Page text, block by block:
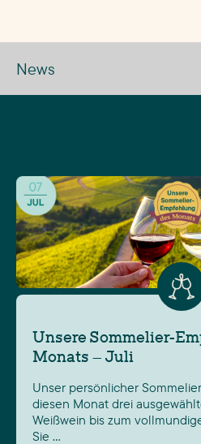
News
Unsere Sommelier-
Monats – Juli
Unser persönlicher
diesen Monat drei
Weißwein bis zum
Sie …